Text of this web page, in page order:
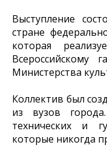
Выступление
стране
которая
Всероссийскому
Министерства
Коллектив был
из вузов
технических и
которые никогда